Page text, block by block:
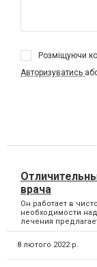
Розміщуючи
Авторизуватись
врача
Он работает в
необходимости
лечения
8 лютого 2022 р.